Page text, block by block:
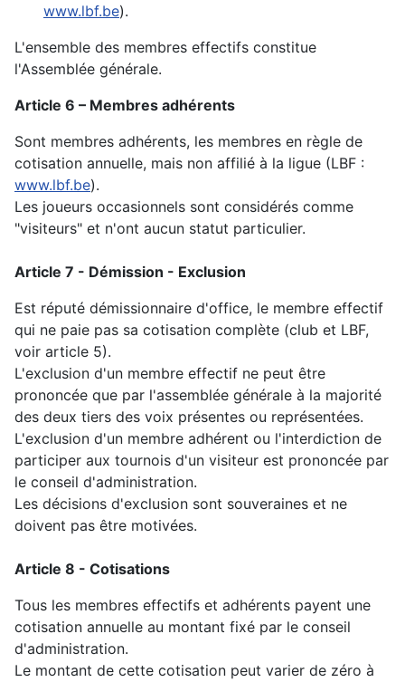
www.lbf.be).
L'ensemble des membres effectifs constitue
l'Assemblée générale.
Article 6 – Membres adhérents
Sont membres adhérents, les membres en règle de
cotisation annuelle, mais non affilié à la ligue (LBF :
www.lbf.be).
Les joueurs occasionnels sont considérés comme
"visiteurs" et n'ont aucun statut particulier.
Article 7 - Démission - Exclusion
Est réputé démissionnaire d'office, le membre effectif
qui ne paie pas sa cotisation complète (club et LBF,
voir article 5).
L'exclusion d'un membre effectif ne peut être
prononcée que par l'assemblée générale à la majorité
des deux tiers des voix présentes ou représentées.
L'exclusion d'un membre adhérent ou l'interdiction de
participer aux tournois d'un visiteur est prononcée par
le conseil d'administration.
Les décisions d'exclusion sont souveraines et ne
doivent pas être motivées.
Article 8 - Cotisations
Tous les membres effectifs et adhérents payent une
cotisation annuelle au montant fixé par le conseil
d'administration.
Le montant de cette cotisation peut varier de zéro à